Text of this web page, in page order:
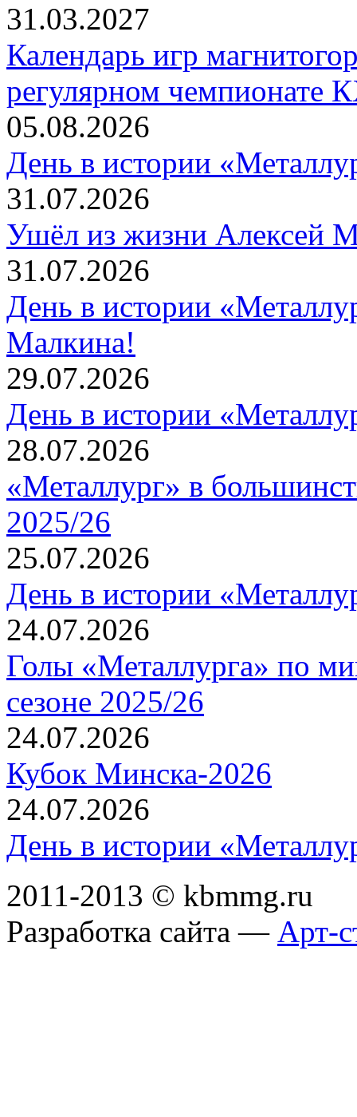
31.03.2027
Календарь игр
регулярном чемпионате
05.08.2026
День в истории
31.07.2026
Ушёл из жизни Алексей
31.07.2026
День в истории
Малкина!
29.07.2026
День в истории
28.07.2026
«Металлург» в
2025/26
25.07.2026
День в истории
24.07.2026
Голы «Металлурга» по
сезоне 2025/26
24.07.2026
Кубок Минска-2026
24.07.2026
День в истории
2011-2013 © kbmmg.ru
Разработка сайта — Арт-